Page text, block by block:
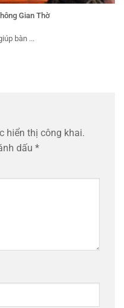
Gian Thờ
bàn ...
hiển thị công khai.
dấu *